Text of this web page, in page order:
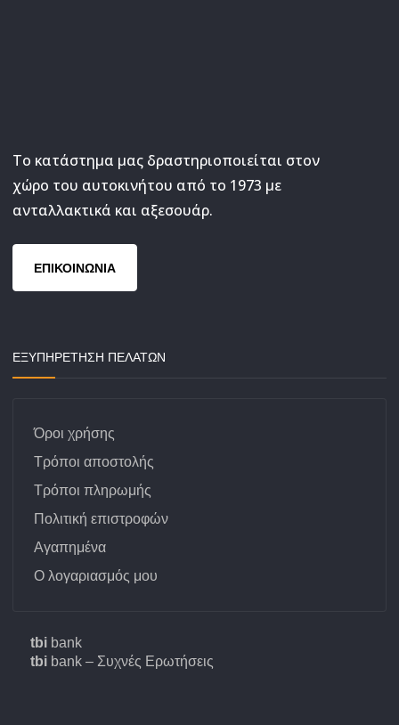
Το κατάστημα μας δραστηριοποιείται στον
χώρο του αυτοκινήτου από το 1973 με
ανταλλακτικά και αξεσουάρ.
ΕΠΙΚΟΙΝΩΝΙΑ
ΕΞΥΠΗΡΕΤΗΣΗ ΠΕΛΑΤΩΝ
Όροι χρήσης
Τρόποι αποστολής
Τρόποι πληρωμής
Πολιτική επιστροφών
Αγαπημένα
Ο λογαριασμός μου
tbi bank
tbi bank – Συχνές Ερωτήσεις